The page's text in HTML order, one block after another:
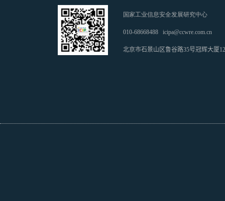
国家工业信息安全发展研究中心
010-68668488 icipa@ccwre.com.cn
北京市石景山区鲁谷路35号冠辉大厦